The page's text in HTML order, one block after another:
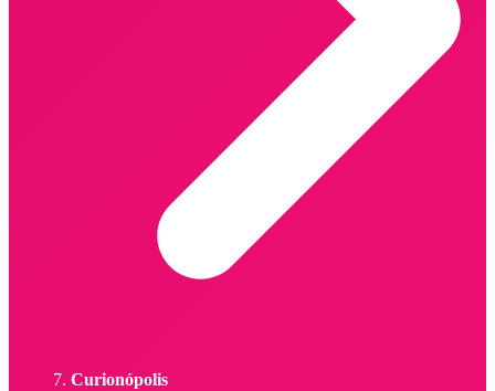
Curionópolis